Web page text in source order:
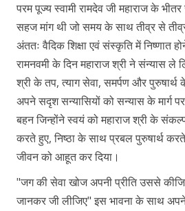
परम पूज्य स्वामी रामदेव जी महाराज के
सहज मांग थी जो समय के साथ तीव्र से
अंततः वैदिक शिक्षा एवं संस्कृति में निष्णात
रामनवमी के दिन महाराज श्री ने संन्यास ले
श्री के तप, त्याग सेवा, समर्पण और पुरुषार्थ
अपने सदृश सन्यासियों को सन्यास के मार्ग
बहन जिन्होंने स्वयं को महाराज श्री के
करते हुए, निष्ठा के साथ प्रबल पुरुषार्थ
जीवन को आहूत कर दिया।
"जग की सेवा खोज अपनी प्रीति उससे
जानकर जी लीजिए" इस भावना के साथ